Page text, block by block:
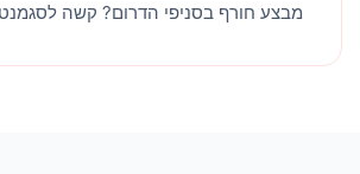
מבצע חורף בסניפי הדרום? קשה